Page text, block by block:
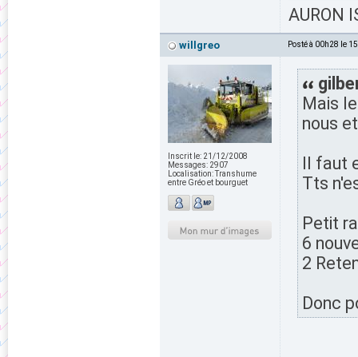
AURON
willgreo Posté à 00h28 le
Inscrit le: 21/12/2008
Messages: 2907
Localisation:Transhume
entre Gréo et bourguet
Mais
nous
Il faut
Tts
Petit
6
2
Donc